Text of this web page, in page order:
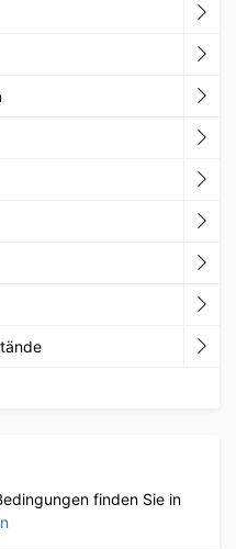
finden Sie in